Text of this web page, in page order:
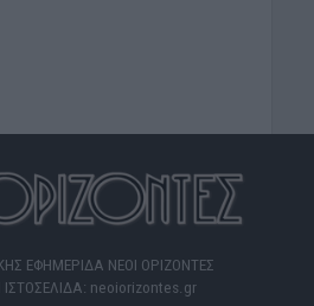
ΕΦΗΜΕΡΙΔΑ ΝΕΟΙ ΟΡΙΖΟΝΤΕΣ
neoiorizontes.gr